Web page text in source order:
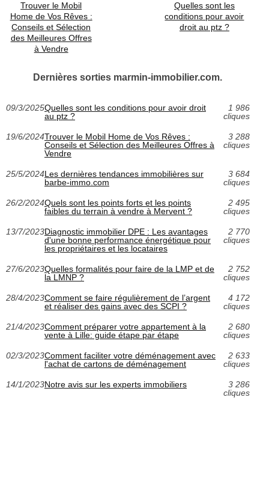
Trouver le Mobil
Home de Vos Rêves :
Conseils et Sélection
des Meilleures Offres
à Vendre
Quelles sont les
conditions pour avoir
droit au ptz ?
Dernières sorties marmin-immobilier.com.
09/3/2025Quelles sont les conditions pour avoir droit
au ptz ?
1 986
cliques
19/6/2024Trouver le Mobil Home de Vos Rêves :
Conseils et Sélection des Meilleures Offres à
Vendre
3 288
cliques
25/5/2024Les dernières tendances immobilières sur
barbe-immo.com
3 684
cliques
26/2/2024Quels sont les points forts et les points
faibles du terrain à vendre à Mervent ?
2 495
cliques
13/7/2023Diagnostic immobilier DPE : Les avantages
d'une bonne performance énergétique pour
les propriétaires et les locataires
2 770
cliques
27/6/2023Quelles formalités pour faire de la LMP et de
la LMNP ?
2 752
cliques
28/4/2023Comment se faire régulièrement de l’argent
et réaliser des gains avec des SCPI ?
4 172
cliques
21/4/2023Comment préparer votre appartement à la
vente à Lille: guide étape par étape
2 680
cliques
02/3/2023Comment faciliter votre déménagement avec
l'achat de cartons de déménagement
2 633
cliques
14/1/2023Notre avis sur les experts immobiliers
3 286
cliques